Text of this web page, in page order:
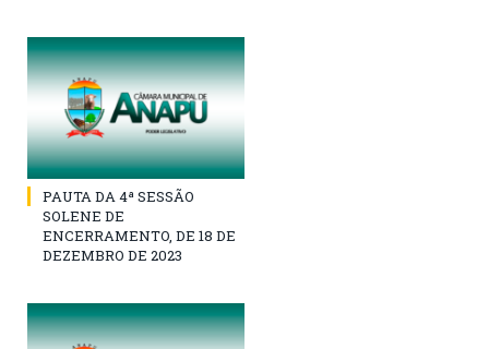
PAUTA DA 4ª SESSÃO
SOLENE DE
ENCERRAMENTO, DE 18 DE
DEZEMBRO DE 2023